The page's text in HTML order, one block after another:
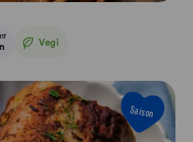
Vegi
Vegetarisch
Saison